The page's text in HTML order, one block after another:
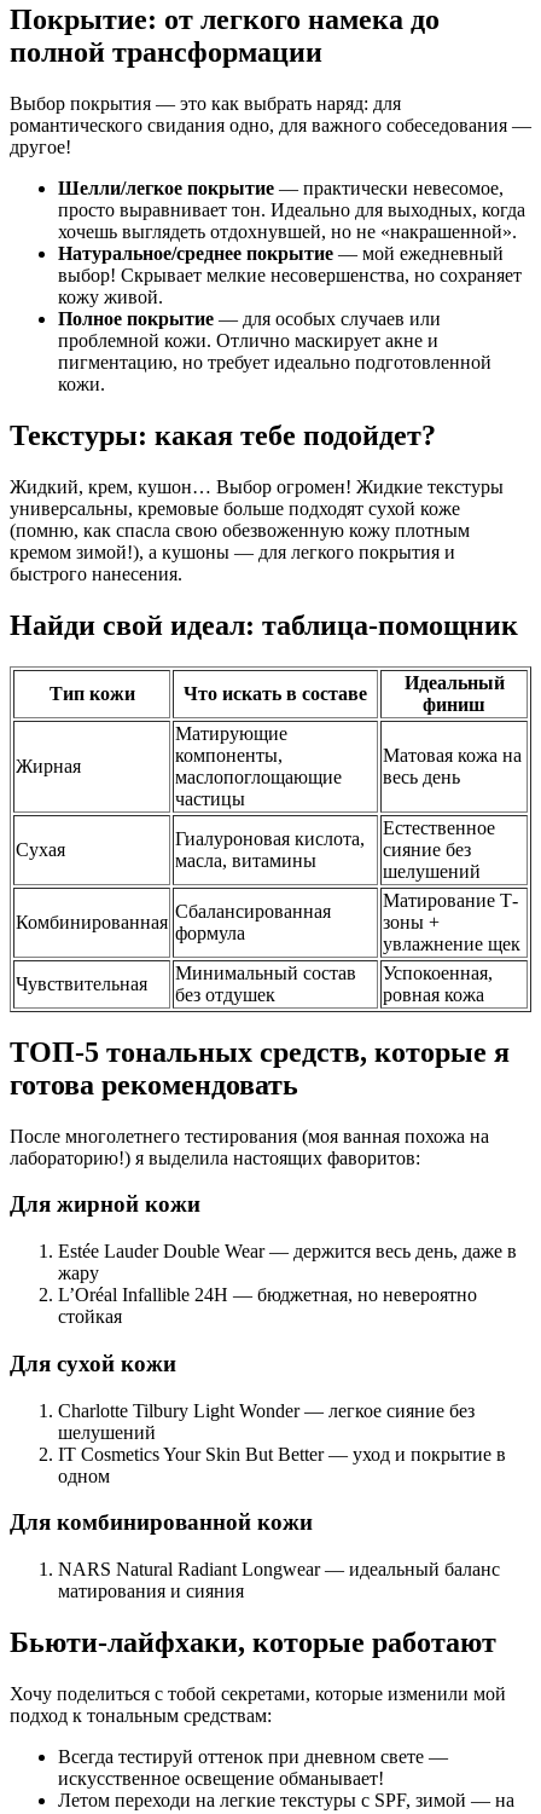
Покрытие: от легкого намека до
полной трансформации
Выбор покрытия — это как выбрать наряд: для
романтического свидания одно, для важного собеседования —
другое!
Шелли/легкое покрытие — практически невесомое,
просто выравнивает тон. Идеально для выходных, когда
хочешь выглядеть отдохнувшей, но не «накрашенной».
Натуральное/среднее покрытие — мой ежедневный
выбор! Скрывает мелкие несовершенства, но сохраняет
кожу живой.
Полное покрытие — для особых случаев или
проблемной кожи. Отлично маскирует акне и
пигментацию, но требует идеально подготовленной
кожи.
Текстуры: какая тебе подойдет?
Жидкий, крем, кушон… Выбор огромен! Жидкие текстуры
универсальны, кремовые больше подходят сухой коже
(помню, как спасла свою обезвоженную кожу плотным
кремом зимой!), а кушоны — для легкого покрытия и
быстрого нанесения.
Найди свой идеал: таблица-помощник
Тип кожи Что искать в составе
Идеальный
финиш
Жирная
Матирующие
компоненты,
маслопоглощающие
частицы
Матовая кожа на
весь день
Сухая
Гиалуроновая кислота,
масла, витамины
Естественное
сияние без
шелушений
Комбинированная
Сбалансированная
формула
Матирование Т-
зоны +
увлажнение щек
Чувствительная
Минимальный состав
без отдушек
Успокоенная,
ровная кожа
ТОП-5 тональных средств, которые я
готова рекомендовать
После многолетнего тестирования (моя ванная похожа на
лабораторию!) я выделила настоящих фаворитов:
Для жирной кожи
Estée Lauder Double Wear — держится весь день, даже в
жару
L’Oréal Infallible 24H — бюджетная, но невероятно
стойкая
Для сухой кожи
Charlotte Tilbury Light Wonder — легкое сияние без
шелушений
IT Cosmetics Your Skin But Better — уход и покрытие в
одном
Для комбинированной кожи
NARS Natural Radiant Longwear — идеальный баланс
матирования и сияния
Бьюти-лайфхаки, которые работают
Хочу поделиться с тобой секретами, которые изменили мой
подход к тональным средствам:
Всегда тестируй оттенок при дневном свете —
искусственное освещение обманывает!
Летом переходи на легкие текстуры с SPF, зимой — на